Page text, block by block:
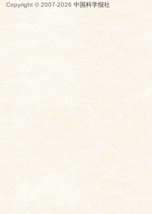
Copyright © 2007-2026 中国科学报社